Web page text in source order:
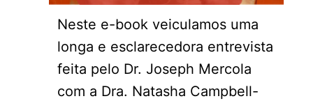
Neste e-book veiculamos uma
longa e esclarecedora entrevista
feita pelo Dr. Joseph Mercola
com a Dra. Natasha Campbell-